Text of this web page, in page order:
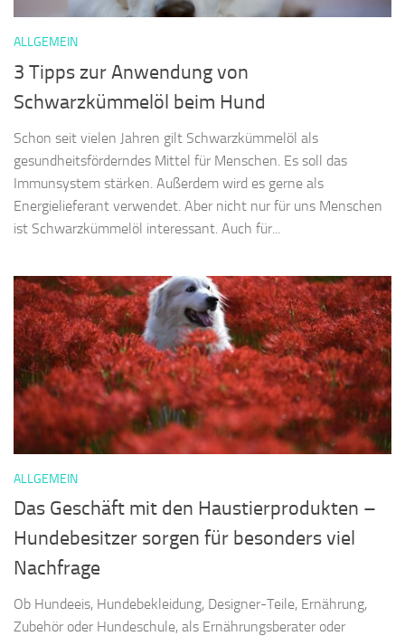
ALLGEMEIN
3 Tipps zur Anwendung von
Schwarzkümmelöl beim Hund
Schon seit vielen Jahren gilt Schwarzkümmelöl als
gesundheitsförderndes Mittel für Menschen. Es soll das
Immunsystem stärken. Außerdem wird es gerne als
Energielieferant verwendet. Aber nicht nur für uns Menschen
ist Schwarzkümmelöl interessant. Auch für...
ALLGEMEIN
Das Geschäft mit den Haustierprodukten –
Hundebesitzer sorgen für besonders viel
Nachfrage
Ob Hundeeis, Hundebekleidung, Designer-Teile, Ernährung,
Zubehör oder Hundeschule, als Ernährungsberater oder